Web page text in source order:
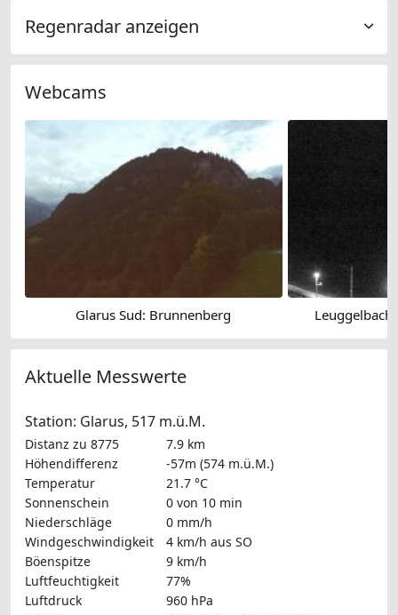
Regenradar anzeigen
Webcams
Glarus Sud: Brunnenberg Leuggelbach
Aktuelle Messwerte
Station: Glarus, 517 m.ü.M.
Distanz zu 8775
7.9 km
Höhendifferenz
-57m (574 m.ü.M.)
Temperatur
21.7 °C
Sonnenschein
0 von 10 min
Niederschläge
0 mm/h
Windgeschwindigkeit
4 km/h aus SO
Böenspitze
9 km/h
Luftfeuchtigkeit
77%
Luftdruck
960 hPa